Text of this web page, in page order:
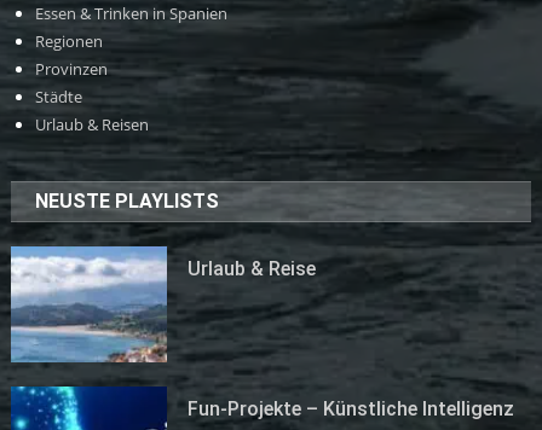
Essen & Trinken in Spanien
Regionen
Provinzen
Städte
Urlaub & Reisen
NEUSTE PLAYLISTS
Urlaub & Reise
Fun-Projekte – Künstliche Intelligenz